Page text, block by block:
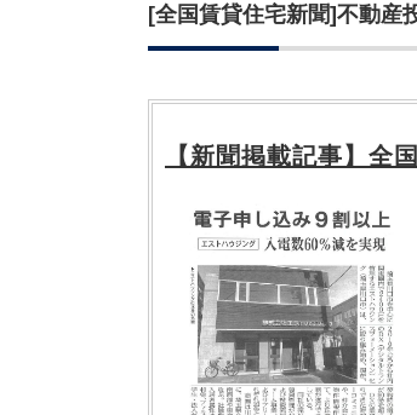
[全国賃貸住宅新聞]不動産
【新聞掲載記事】全